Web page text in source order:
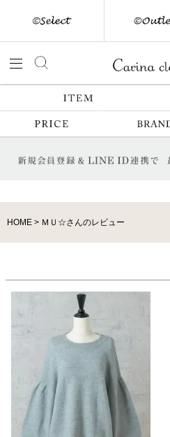
HOME ＭＵ☆さんのレビュー